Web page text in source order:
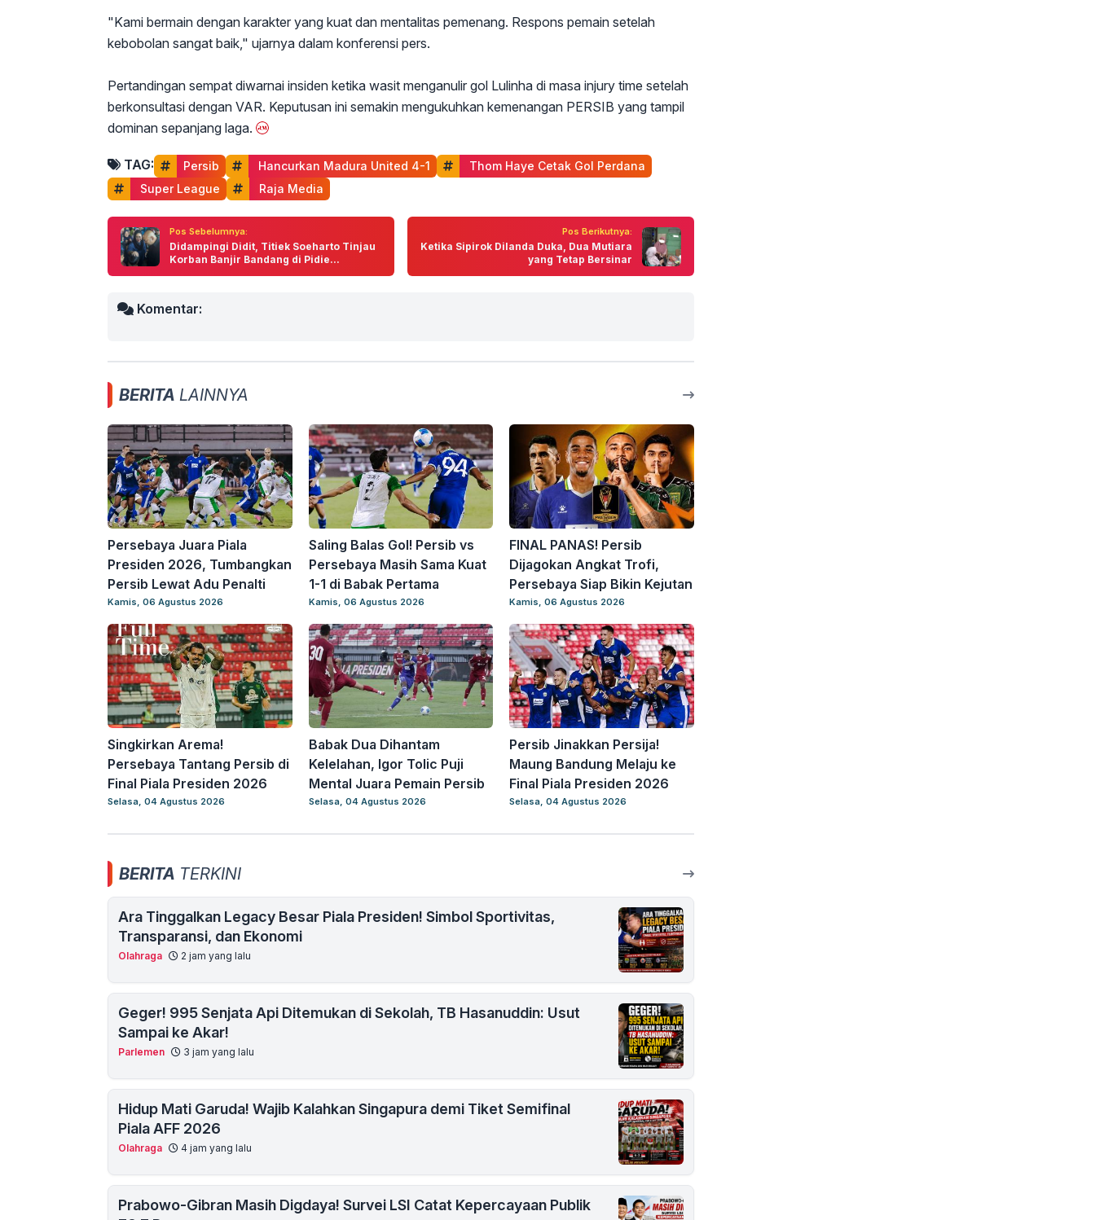
"Kami bermain dengan karakter yang kuat dan mentalitas pemenang. Respons pemain setelah
kebobolan sangat baik," ujarnya dalam konferensi pers.
Pertandingan sempat diwarnai insiden ketika wasit menganulir gol Lulinha di masa injury time setelah
berkonsultasi dengan VAR. Keputusan ini semakin mengukuhkan kemenangan PERSIB yang tampil
dominan sepanjang laga.
TAG: Persib Hancurkan Madura United 4-1
Thom Haye Cetak Gol Perdana
Super League
Raja Media
Pos Sebelumnya:
Didampingi Didit, Titiek Soeharto Tinjau
Korban Banjir Bandang di Pidie...
Pos Berikutnya:
Ketika Sipirok Dilanda Duka, Dua Mutiara
yang Tetap Bersinar
Komentar:
BERITA LAINNYA
Persebaya Juara Piala
Presiden 2026, Tumbangkan
Persib Lewat Adu Penalti
Kamis, 06 Agustus 2026
Saling Balas Gol! Persib vs
Persebaya Masih Sama Kuat
1-1 di Babak Pertama
Kamis, 06 Agustus 2026
FINAL PANAS! Persib
Dijagokan Angkat Trofi,
Persebaya Siap Bikin Kejutan
Kamis, 06 Agustus 2026
Singkirkan Arema!
Persebaya Tantang Persib di
Final Piala Presiden 2026
Selasa, 04 Agustus 2026
Babak Dua Dihantam
Kelelahan, Igor Tolic Puji
Mental Juara Pemain Persib
Selasa, 04 Agustus 2026
Persib Jinakkan Persija!
Maung Bandung Melaju ke
Final Piala Presiden 2026
Selasa, 04 Agustus 2026
BERITA TERKINI
Ara Tinggalkan Legacy Besar Piala Presiden! Simbol Sportivitas,
Transparansi, dan Ekonomi
Olahraga 2 jam yang lalu
Geger! 995 Senjata Api Ditemukan di Sekolah, TB Hasanuddin: Usut
Sampai ke Akar!
Parlemen 3 jam yang lalu
Hidup Mati Garuda! Wajib Kalahkan Singapura demi Tiket Semifinal
Piala AFF 2026
Olahraga 4 jam yang lalu
Prabowo-Gibran Masih Digdaya! Survei LSI Catat Kepercayaan Publik